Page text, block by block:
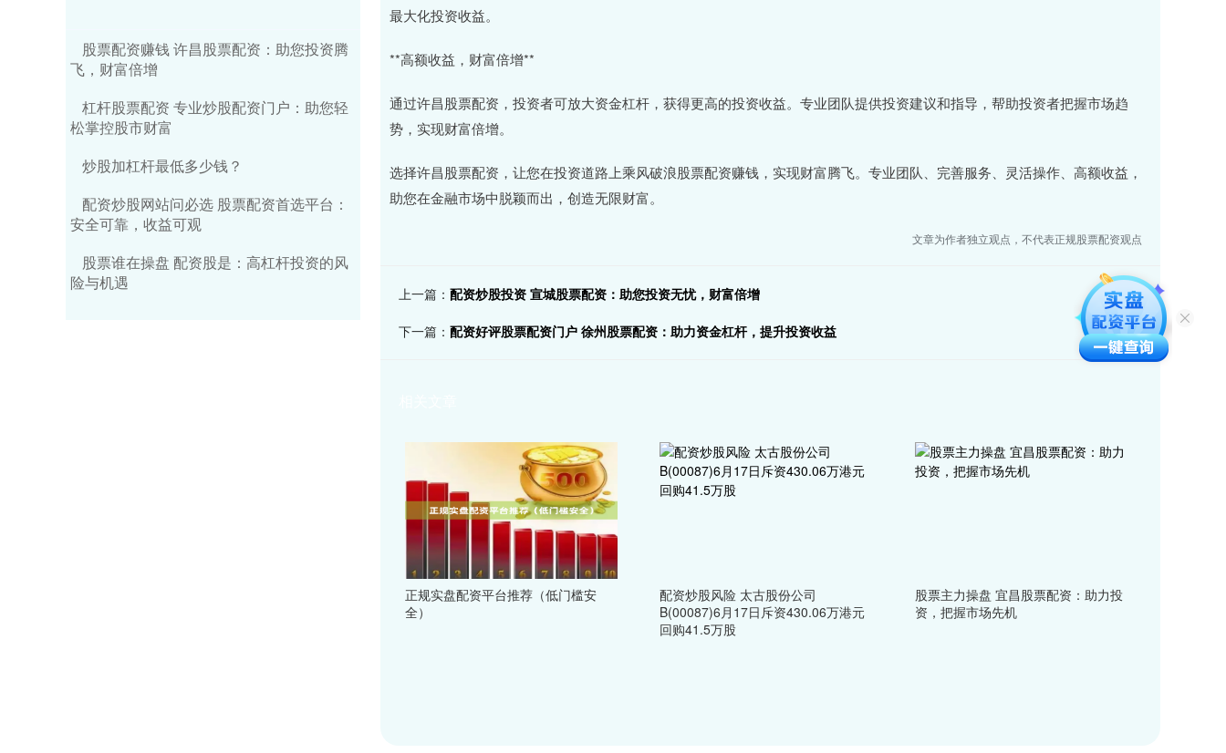
最大化投资收益。
**高额收益，财富倍增**
通过许昌股票配资，投资者可放大资金杠杆，获得更高的投资收益。专业团队提供投资建议和指导，帮助投资者把握市场趋
势，实现财富倍增。
选择许昌股票配资，让您在投资道路上乘风破浪股票配资赚钱，实现财富腾飞。专业团队、完善服务、灵活操作、高额收益，
助您在金融市场中脱颖而出，创造无限财富。
文章为作者独立观点，不代表正规股票配资观点
上一篇： 配资炒股投资 宣城股票配资：助您投资无忧，财富倍增
下一篇： 配资好评股票配资门户 徐州股票配资：助力资金杠杆，提升投资收益
正规实盘配资平台推荐（低门槛安
全）
配资炒股风险 太古股份公司
B(00087)6月17日斥资430.06万港元
回购41.5万股
股票主力操盘 宜昌股票配资：助力投
资，把握市场先机
股票配资赚钱 许昌股票配资：助您投资腾
飞，财富倍增
杠杆股票配资 专业炒股配资门户：助您轻
松掌控股市财富
炒股加杠杆最低多少钱？
配资炒股网站问必选 股票配资首选平台：
安全可靠，收益可观
股票谁在操盘 配资股是：高杠杆投资的风
险与机遇